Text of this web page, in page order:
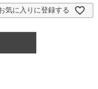
気に入りに登録する